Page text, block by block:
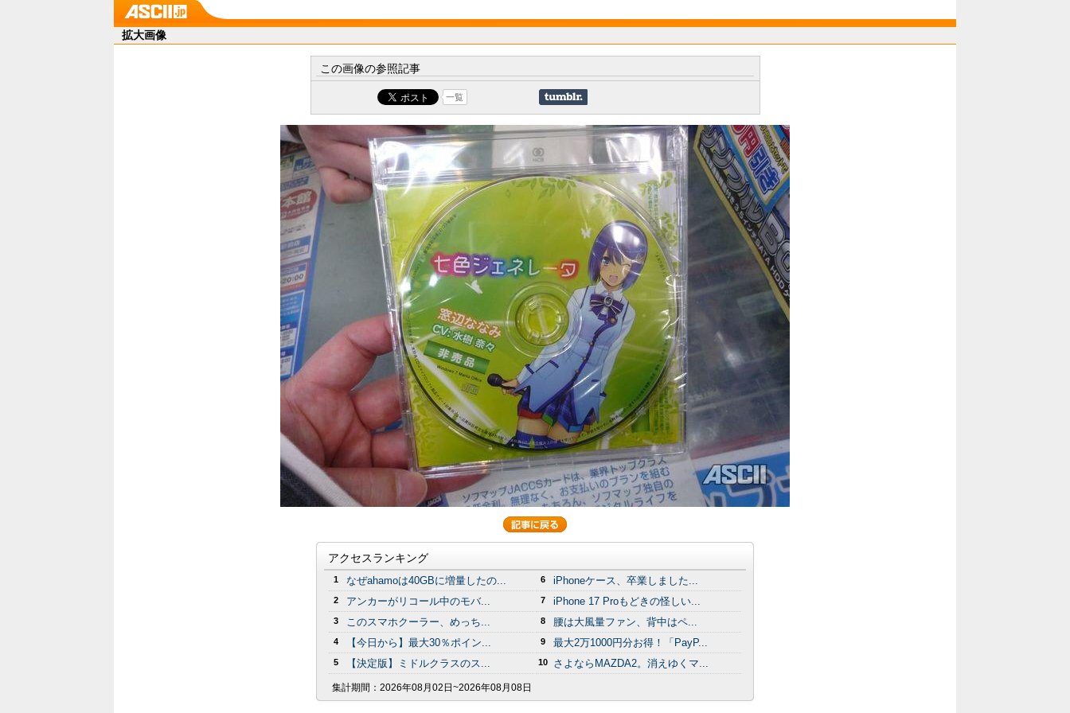
拡大画像
この画像の参照記事
一覧
アクセスランキング
1 なぜahamoは40GBに増量したの...
2 アンカーがリコール中のモバ...
3 このスマホクーラー、めっち...
4 【今日から】最大30％ポイン...
5 【決定版】ミドルクラスのス...
6 iPhoneケース、卒業しました...
7 iPhone 17 Proもどきの怪しい...
8 腰は大風量ファン、背中はペ...
9 最大2万1000円分お得！「PayP...
10 さよならMAZDA2。消えゆくマ...
集計期間： 2026年08月02日~2026年08月08日